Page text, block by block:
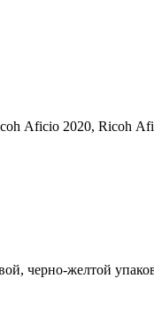
Aficio 2020, Ricoh
черно-желтой